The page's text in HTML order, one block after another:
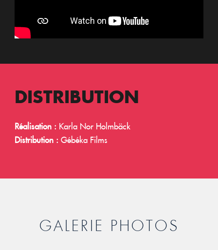
DISTRIBUTION
Réalisation : Karla Nor Holmbäck
Distribution : Gébéka Films
GALERIE PHOTOS